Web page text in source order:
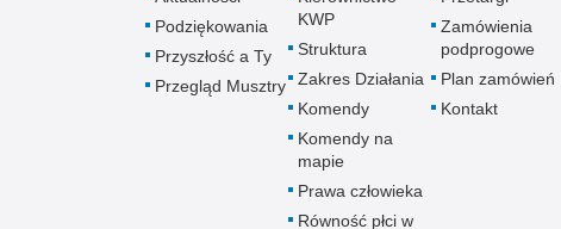
Podziękowania
Przyszłość a Ty
Przegląd Musztry
KWP
Struktura
Zakres Działania
Komendy
Komendy na
mapie
Prawa człowieka
Równość płci w
Zamówienia
podprogowe
Plan zamówień
Kontakt